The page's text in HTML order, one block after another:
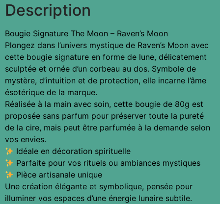
Description
Bougie Signature The Moon – Raven’s Moon
Plongez dans l’univers mystique de Raven’s Moon avec
cette bougie signature en forme de lune, délicatement
sculptée et ornée d’un corbeau au dos. Symbole de
mystère, d’intuition et de protection, elle incarne l’âme
ésotérique de la marque.
Réalisée à la main avec soin, cette bougie de 80g est
proposée sans parfum pour préserver toute la pureté
de la cire, mais peut être parfumée à la demande selon
vos envies.
Idéale en décoration spirituelle
Parfaite pour vos rituels ou ambiances mystiques
Pièce artisanale unique
Une création élégante et symbolique, pensée pour
illuminer vos espaces d’une énergie lunaire subtile.